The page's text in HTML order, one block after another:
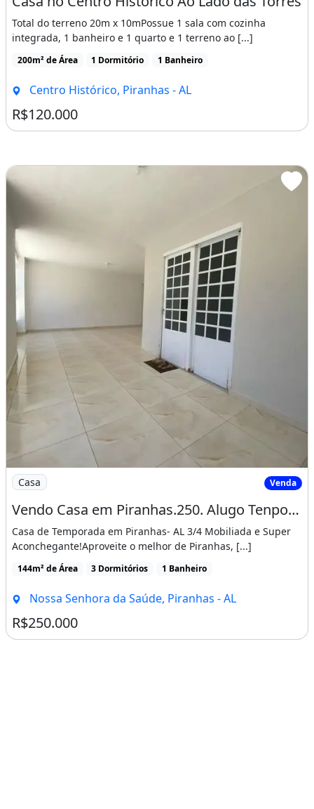
Total do terreno 20m x 10mPossue 1 sala com cozinha
integrada, 1 banheiro e 1 quarto e 1 terreno ao [...]
200m² de Área 1 Dormitório 1 Banheiro
Centro Histórico, Piranhas - AL
R$120.000
Imagem: Vendo Casa em Piranhas.250. Alugo Tenporada
Casa Venda
Vendo Casa em Piranhas.250. Alugo Tenporada. 400. Diaria
Casa de Temporada em Piranhas- AL 3/4 Mobiliada e Super
Aconchegante!Aproveite o melhor de Piranhas, [...]
144m² de Área 3 Dormitórios 1 Banheiro
Nossa Senhora da Saúde, Piranhas - AL
R$250.000